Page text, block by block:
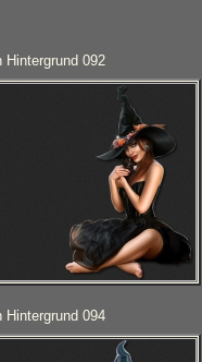
Hintergrund 092
Hintergrund 094